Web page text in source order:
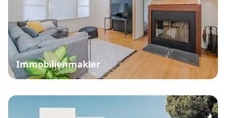
Traumimmobilie